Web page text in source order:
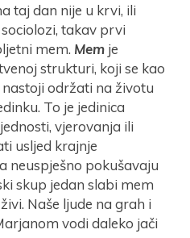
taj dan nije u krvi, ili
takav prvi
mem. Mem je
strukturi, koji se kao
održati na životu
To je jedinica
vjerovanja ili
usljed krajnje
neuspješno pokušavaju
skup jedan slabi mem
Naše ljude na grah i
vodi daleko jači